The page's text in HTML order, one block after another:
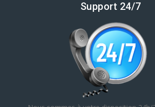
Support 24/7